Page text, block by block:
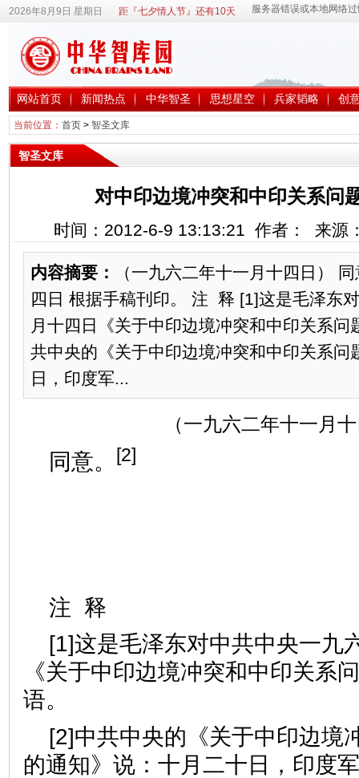
2026年8月9日 星期日 距『七夕情人节』还有10天
网站首页 新闻热点 中华智圣 思想星空 兵家韬略 创
当前位置： 首页> 智圣文库
智圣文库
对中印边境冲突和中印关系问
时间：2012-6-9 13:13:21 作者： 来源
内容摘要：
（一九六二年十一月十四日）
四日 根据手稿刊印。 注 释 [1]这是毛泽东
月十四日《关于中印边境冲突和中印关系
共中央的《关于中印边境冲突和中印关系问
日，印度军...
（一九六二年十一月
同意。 [2]
注 释
[1]这是毛泽东对中共中央一九
《关于中印边境冲突和中印关系
语。
[2]中共中央的《关于中印边境
的通知》说：十月二十日，印度